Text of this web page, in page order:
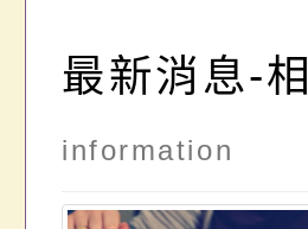
度(含身心
障礙國民)
試簡章
最新消息-
information